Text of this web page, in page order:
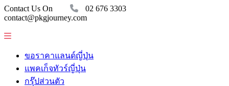
Contact Us On
02 676 3303
contact@pkgjourney.com
ขอราคาแลนด์ญี่ปุ่น
แพคเก็จทัวร์ญี่ปุ่น
กรุ๊ปส่วนตัว